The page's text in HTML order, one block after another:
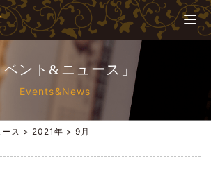
ベント&ニュース」
Events&News
ス > 2021年 >9月